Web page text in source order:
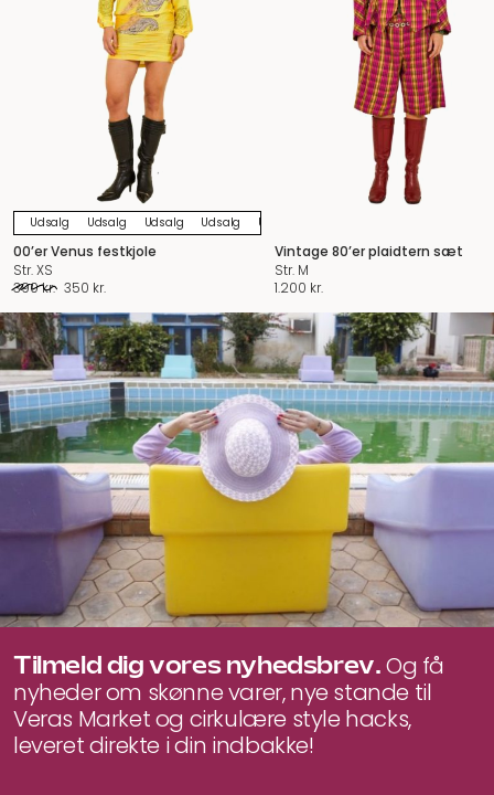
Udsalg Udsalg Udsalg Udsalg Udsalg
00’er Venus festkjole
Str. XS
390kr. Den
pris
var:
390 kr..
350 kr.
pris
er:
350 kr..
Vintage 80’er plaidtern sæt
Str. M
1.200 kr.
Tilmeld dig vores nyhedsbrev.Og få
nyheder om skønne varer, nye stande til
Veras Market og cirkulære style hacks,
leveret direkte i din indbakke!